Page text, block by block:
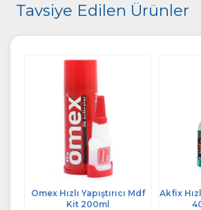
Tavsiye Edilen Ürünler
Omex Hızlı Yapıştırıcı Mdf
Kit 200ml
Akfix